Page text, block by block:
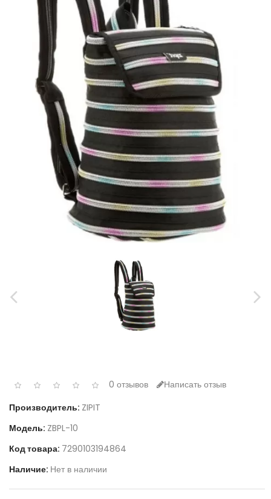
0 отзывов
Написать отзыв
Производитель: ZIPIT
Модель: ZBPL-10
Код товара: 7290103194864
Наличие: Нет в наличии